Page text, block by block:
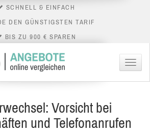
SCHNELL & EINFACH
DEN GÜNSTIGSTEN TARIF
BIS ZU 900 € SPAREN
Menü
Vorsicht bei
und Telefonanrufen